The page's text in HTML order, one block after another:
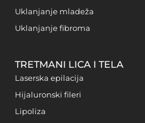
Uklanjanje mladeža
Uklanjanje fibroma
TRETMANI LICA I TELA
Laserska epilacija
Hijaluronski fileri
Lipoliza